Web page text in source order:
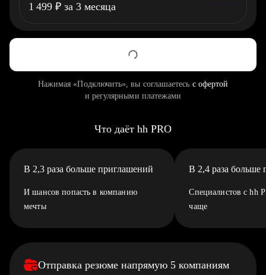
1 499 ₽ за 3 месяца
Нажимая «Подключить», вы соглашаетесь с офертой
и регулярными платежами
Что даёт hh PRO
В 2,3 раза больше приглашений
И шансов попасть в компанию
мечты
В 2,4 раза больше
Специалистов с hh
чаще
Отправка резюме напрямую 5 компаниям